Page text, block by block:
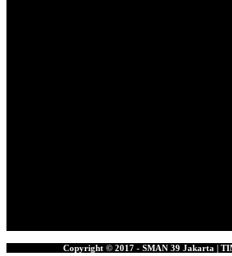
Copyright © 2017 - SMAN 39 Jakarta |